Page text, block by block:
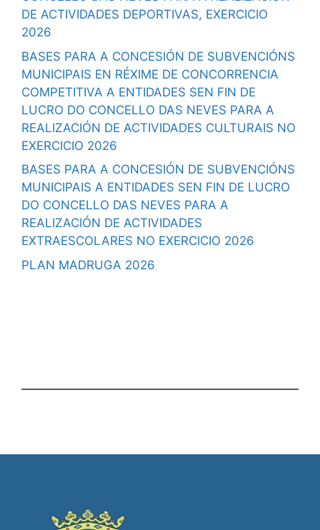
DE ACTIVIDADES DEPORTIVAS, EXERCICIO
2026
BASES PARA A CONCESIÓN DE SUBVENCIÓNS
MUNICIPAIS EN RÉXIME DE CONCORRENCIA
COMPETITIVA A ENTIDADES SEN FIN DE
LUCRO DO CONCELLO DAS NEVES PARA A
REALIZACIÓN DE ACTIVIDADES CULTURAIS NO
EXERCICIO 2026
BASES PARA A CONCESIÓN DE SUBVENCIÓNS
MUNICIPAIS A ENTIDADES SEN FIN DE LUCRO
DO CONCELLO DAS NEVES PARA A
REALIZACIÓN DE ACTIVIDADES
EXTRAESCOLARES NO EXERCICIO 2026
PLAN MADRUGA 2026